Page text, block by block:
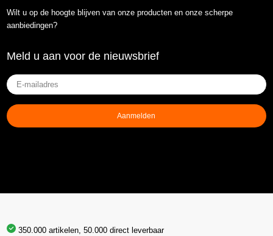
Wilt u op de hoogte blijven van onze producten en onze scherpe
aanbiedingen?
Meld u aan voor de nieuwsbrief
E-
mailadres(Vereist)
Aanmelden
350.000 artikelen, 50.000 direct leverbaar